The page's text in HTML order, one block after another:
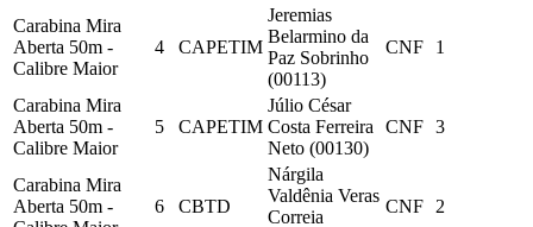
Carabina Mira
Aberta 50m -
Calibre Maior
4 CAPETIM
Jeremias
Belarmino da
Paz Sobrinho
(00113)
CNF 1
Carabina Mira
Aberta 50m -
Calibre Maior
5 CAPETIM
Júlio César
Costa Ferreira
Neto (00130)
CNF 3
Carabina Mira
Aberta 50m -
6 CBTD
Nárgila
Valdênia Veras
Correia
CNF 2